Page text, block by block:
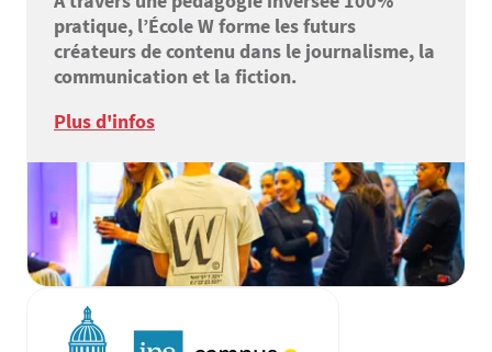
pratique, l’École W forme les futurs
créateurs de contenu dans le journalisme, la
communication et la fiction.
Plus d'infos